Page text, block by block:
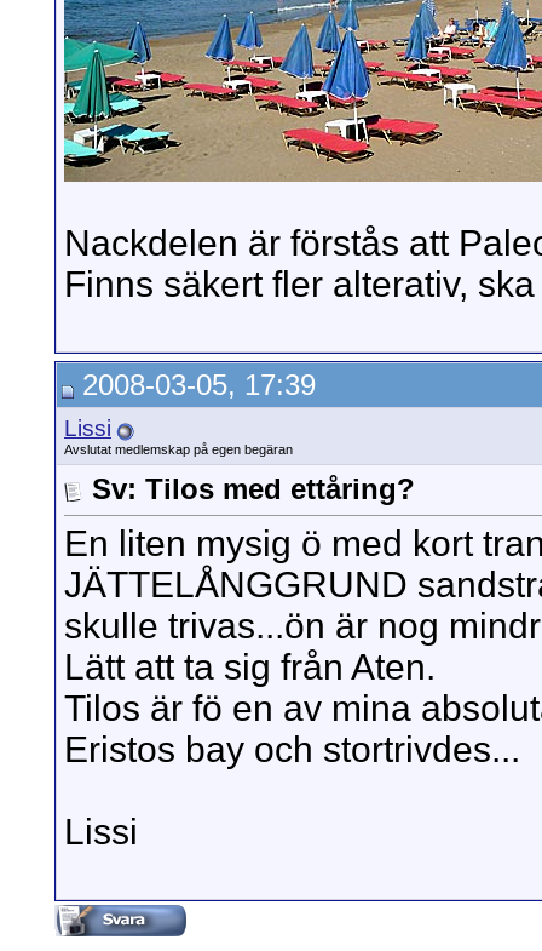
Nackdelen är förstås att
Finns säkert fler alterativ,
2008-03-05, 17:39
Lissi
Avslutat medlemskap på egen begäran
Sv: Tilos med ettåring?
En liten mysig ö med kort
JÄTTELÅNGGRUND
skulle trivas...ön är nog
Lätt att ta sig från Aten.
Tilos är fö en av mina
Eristos bay och stortrivdes...
Lissi